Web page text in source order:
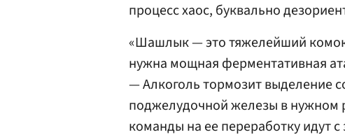
процесс хаос, буквально
«Шашлык — это тяжелейший
нужна мощная ферментативная
— Алкоголь тормозит выделение
поджелудочной железы в нужном
команды на ее переработку идут